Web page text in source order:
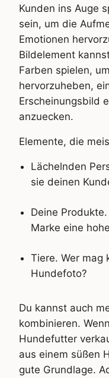
Kunden ins Auge
sein, um die
Emotionen
Bildelement
Farben spielen,
hervorzuheben,
Erscheinungsbild
anzuecken.
Elemente, die
Lächelnden
sie deinen
Deine
Marke eine
Tiere. Wer mag
Hundefoto?
Du kannst auch
kombinieren.
Hundefutter
aus einem süßen
gute Grundlage.